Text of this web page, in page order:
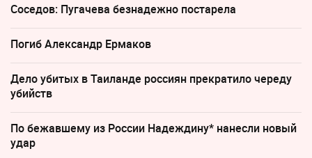
Соседов: Пугачева безнадежно постарела
Погиб Александр Ермаков
Дело убитых в Таиланде россиян прекратило череду
убийств
По бежавшему из России Надеждину* нанесли новый
удар